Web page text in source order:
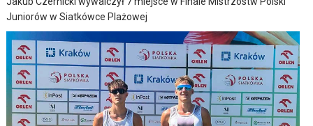
Juniorów w Siatkówce Plażowej